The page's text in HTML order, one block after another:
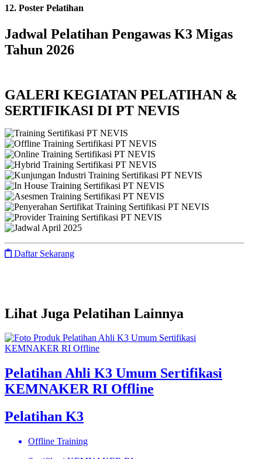
12. Poster Pelatihan
Jadwal Pelatihan Pengawas K3 Migas
Tahun 2026
GALERI KEGIATAN PELATIHAN &
SERTIFIKASI DI PT NEVIS
Daftar Sekarang
Lihat Juga Pelatihan Lainnya
Pelatihan Ahli K3 Umum Sertifikasi
KEMNAKER RI Offline
Pelatihan K3
Offline Training